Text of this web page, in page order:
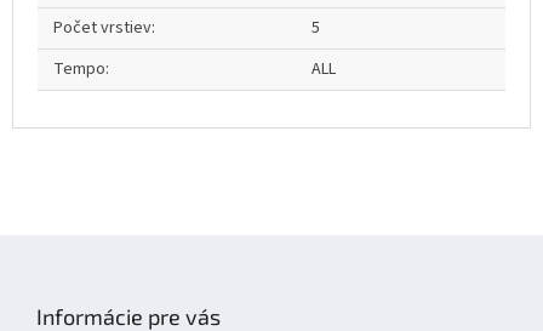
Počet vrstiev:
5
Tempo: ALL
Informácie pre vás